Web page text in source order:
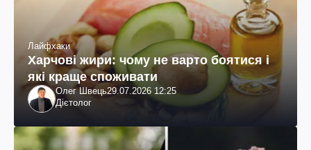
Лайфхаки
Харчові жири: чому не варто боятися і
які краще споживати
Олег Швець29.07.2026 12:25
Дієтолог